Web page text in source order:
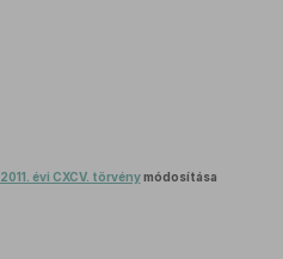
2011. évi CXCV. törvénymódosítása